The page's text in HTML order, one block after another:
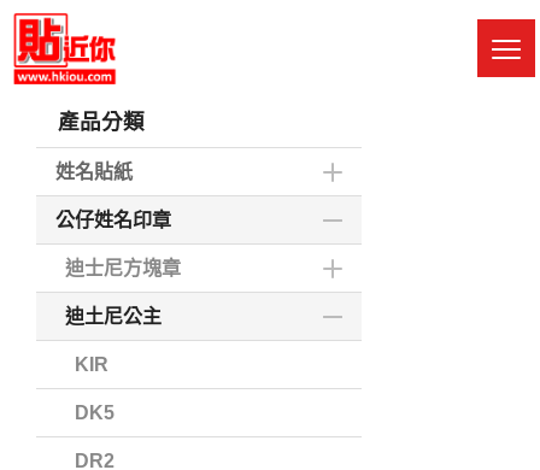
Skip
main
產品分類
姓名貼紙
公仔姓名印章
迪士尼方塊章
迪土尼公主
KIR
DK5
DR2